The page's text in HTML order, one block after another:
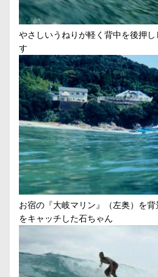
やさしいうねりが軽く背中を後押
す
お宿の『大岐マリン』（左奥）を
をキャッチした石ちゃん